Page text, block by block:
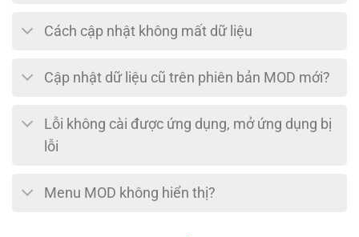
Cách cập nhật không mất dữ liệu
Cập nhật dữ liệu cũ trên phiên bản MOD mới?
Lỗi không cài được ứng dụng, mở ứng dụng bị
lỗi
Menu MOD không hiển thị?